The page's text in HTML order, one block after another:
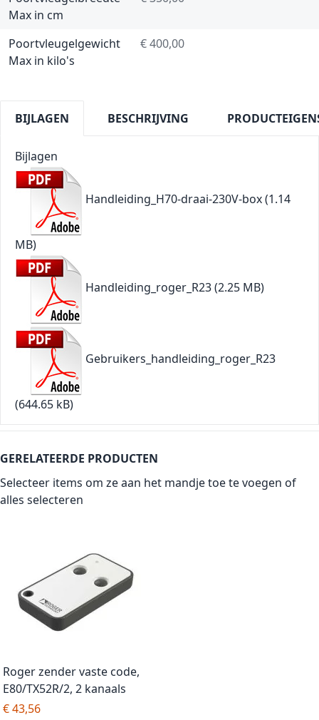
Max in cm
Poortvleugelgewicht
Max in kilo's
€ 400,00
BIJLAGEN BESCHRIJVING
Bijlagen
Handleiding_H70-draai-230V-box(1.14
MB)
Handleiding_roger_R23(2.25 MB)
Gebruikers_handleiding_roger_R23
(644.65 kB)
GERELATEERDE PRODUCTEN
Selecteer items om ze aan het mandje toe te voegen of
alles selecteren
Roger zender vaste code,
E80/TX52R/2, 2 kanaals
€ 43,56